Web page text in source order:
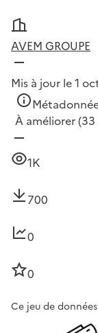
AVEM GROUPE
Mis à jour le 1
À améliorer(33
1K
700
0
0
Ce jeu de